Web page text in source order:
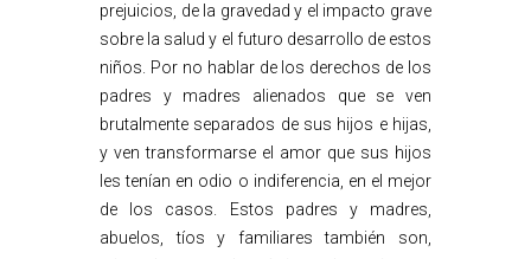
prejuicios, de la gravedad y el impacto grave
sobre la salud y el futuro desarrollo de estos
niños. Por no hablar de los derechos de los
padres y madres alienados que se ven
brutalmente separados de sus hijos e hijas,
y ven transformarse el amor que sus hijos
les tenían en odio o indiferencia, en el mejor
de los casos. Estos padres y madres,
abuelos, tíos y familiares también son,